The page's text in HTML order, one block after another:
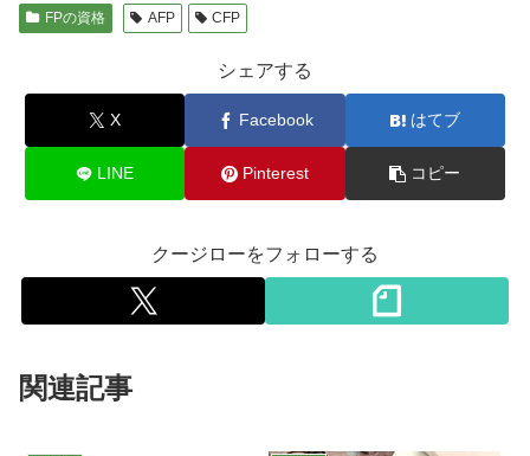
FPの資格 AFP CFP
シェアする
X Facebook はてブ
LINE Pinterest コピー
クージローをフォローする
関連記事